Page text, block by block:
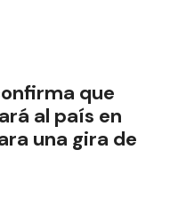
que
al país en
una gira de